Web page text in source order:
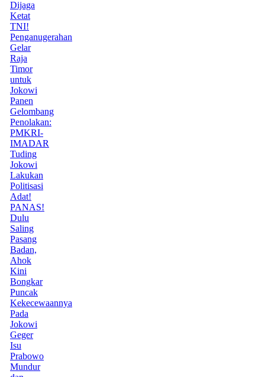
Dijaga
Ketat
TNI!
Penganugerahan
Gelar
Raja
Timor
untuk
Jokowi
Panen
Gelombang
Penolakan:
PMKRI-
IMADAR
Tuding
Jokowi
Lakukan
Politisasi
Adat!
PANAS!
Dulu
Saling
Pasang
Badan,
Ahok
Kini
Bongkar
Puncak
Kekecewaannya
Pada
Jokowi
Geger
Isu
Prabowo
Mundur